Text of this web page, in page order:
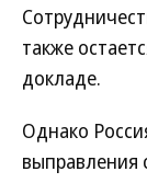
также
докладе.
Однако
выправления